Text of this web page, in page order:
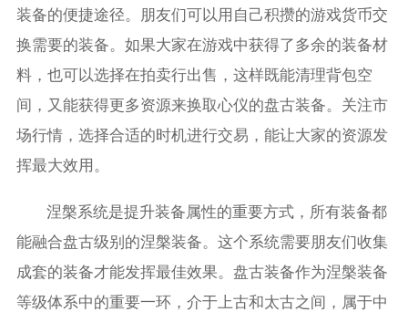
装备的便捷途径。朋友们可以用自己积攒的游戏货币交
换需要的装备。如果大家在游戏中获得了多余的装备材
料，也可以选择在拍卖行出售，这样既能清理背包空
间，又能获得更多资源来换取心仪的盘古装备。关注市
场行情，选择合适的时机进行交易，能让大家的资源发
挥最大效用。
涅槃系统是提升装备属性的重要方式，所有装备都
能融合盘古级别的涅槃装备。这个系统需要朋友们收集
成套的装备才能发挥最佳效果。盘古装备作为涅槃装备
等级体系中的重要一环，介于上古和太古之间，属于中